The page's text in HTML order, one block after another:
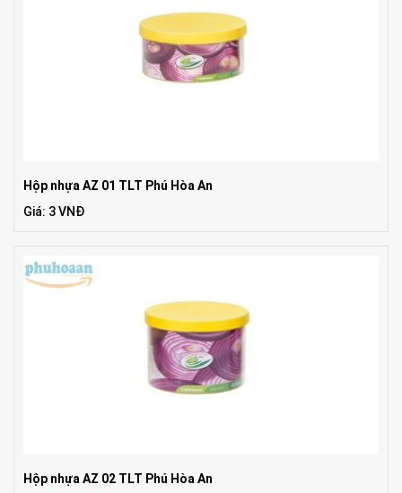
Hộp nhựa AZ 01 TLT Phú Hòa An
Giá: 3 VNĐ
Hộp nhựa AZ 02 TLT Phú Hòa An